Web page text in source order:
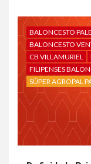
BALONCESTO
BALONCESTO
CB VILLAMURIEL
FILIPENSES
SÚPER AGROPAL